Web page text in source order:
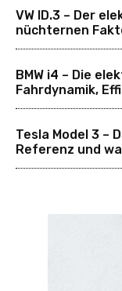
VW ID.3 – Der
nüchternen
BMW i4 – Die
Fahrdynamik,
Tesla Model 3 –
Referenz und